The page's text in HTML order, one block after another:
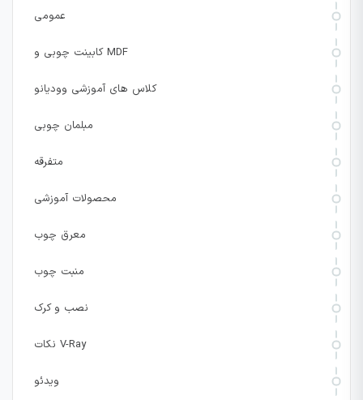
عمومی
کابینت چوبی و MDF
کلاس های آموزشی وودیانو
مبلمان چوبی
متفرقه
محصولات آموزشی
معرق چوب
منبت چوب
نصب و کرک
نکات V-Ray
ویدئو